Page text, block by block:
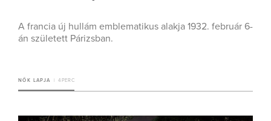
A francia új hullám emblematikus alakja 1932. február 6-
án született Párizsban.
NŐK LAPJA 4 PERC